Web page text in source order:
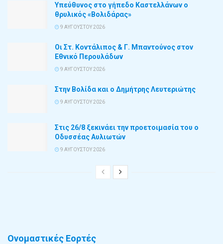
Υπεύθυνος στο γήπεδο Καστελλάνων ο
θρυλικός «Βολιδάρας»
9 ΑΥΓΟΎΣΤΟΥ 2026
Οι Στ. Κοντάλιπος & Γ. Μπαντούνος στον
Εθνικό Περουλάδων
9 ΑΥΓΟΎΣΤΟΥ 2026
Στην Βολίδα και ο Δημήτρης Λευτεριώτης
9 ΑΥΓΟΎΣΤΟΥ 2026
Στις 26/8 ξεκινάει την προετοιμασία του ο
Οδυσσέας Αυλιωτών
9 ΑΥΓΟΎΣΤΟΥ 2026
Ονομαστικές Εορτές